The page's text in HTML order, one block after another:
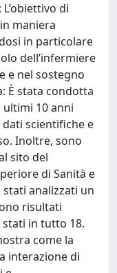
di
maniera
in particolare
dell’infermiere
e nel sostegno
È stata condotta
10 anni
dati scientifiche e
Inoltre, sono
sito del
di Sanità e
analizzati un
risultati
in tutto 18.
come la
interazione di